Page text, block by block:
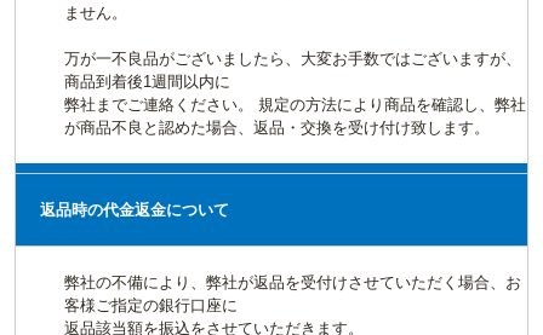
ません。
万が一不良品がございましたら、大変お手数ではございますが、
商品到着後1週間以内に
弊社までご連絡ください。 規定の方法により商品を確認し、弊社
が商品不良と認めた場合、返品・交換を受け付け致します。
返品時の代金返金について
弊社の不備により、弊社が返品を受付けさせていただく場合、お
客様ご指定の銀行口座に
返品該当額を振込をさせていただきます。